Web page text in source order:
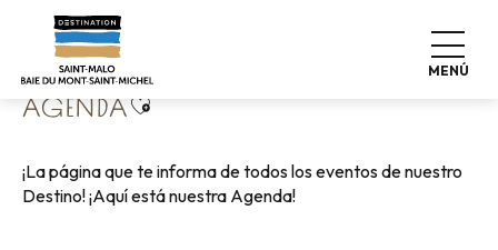
contenu
principal
MENÚ
Home Vivir como en casa
AGENDAAjouter aux favoris
¡La página que te informa de todos los eventos de nuestro
Destino! ¡Aquí está nuestra Agenda!